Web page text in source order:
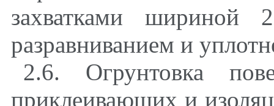
захватками
разравниванием и
2.6. Огрунтовка
приклеивающих и